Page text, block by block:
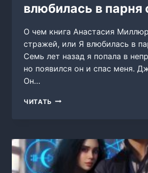
влюбилась в парня
О чем книга Анастасия
стражей, или Я влюбилась в
Семь лет назад я попала в
но появился он и спас меня.
Он…
ЧИТАТЬ АКАДЕМИЯ
ВЛЮБИЛАСЬ
В
ПАРНЯ
СЕСТРЫ